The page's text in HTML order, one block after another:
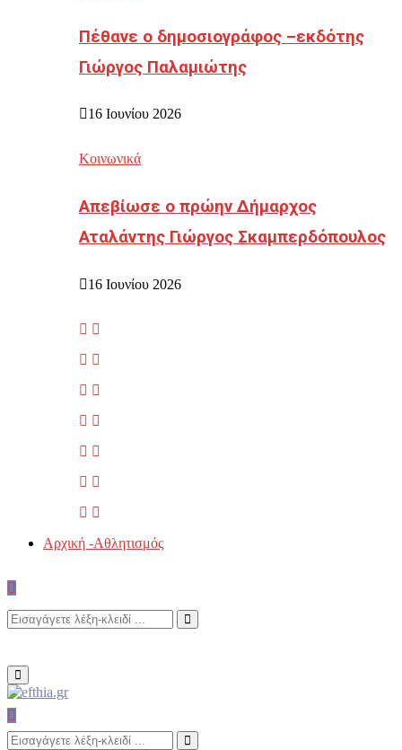
Πέθανε ο δημοσιογράφος –εκδότης
Γιώργος Παλαμιώτης
16 Ιουνίου 2026
Κοινωνικά
Απεβίωσε ο πρώην Δήμαρχος
Αταλάντης Γιώργος Σκαμπερδόπουλος
16 Ιουνίου 2026
Αρχική -Αθλητισμός
Search
Search
Primary
Menu
Search